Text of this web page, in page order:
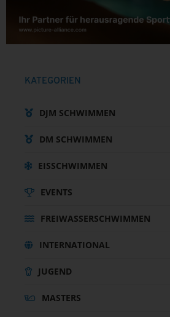
KATEGORIEN
DJM SCHWIMMEN
DM SCHWIMMEN
EISSCHWIMMEN
EVENTS
FREIWASSERSCHWIMMEN
INTERNATIONAL
JUGEND
MASTERS